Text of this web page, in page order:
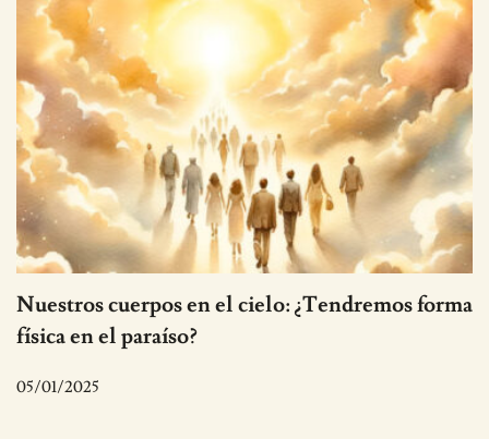
Nuestros cuerpos en el cielo: ¿Tendremos forma
física en el paraíso?
05/01/2025